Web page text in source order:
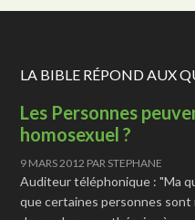
LA BIBLE RÉPOND AUX
Les Personnes
homosexuel ?
9 MARS 2012 PAR STEPHANE
Auditeur téléphonique : "Ma
que certaines personnes sont